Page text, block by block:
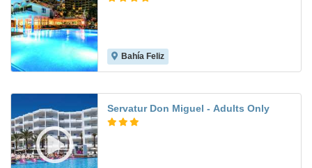
Bahía Feliz
Servatur Don Miguel - Adults Only